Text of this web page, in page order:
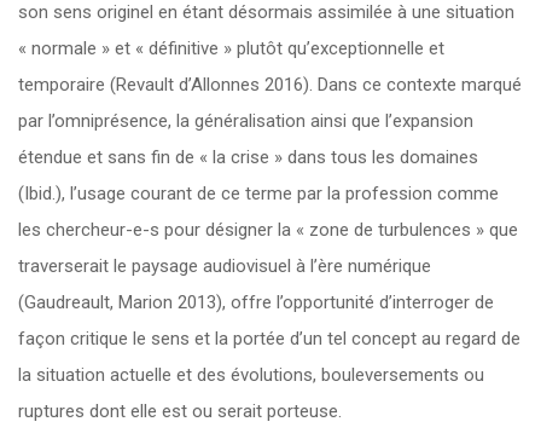
son sens originel en étant désormais assimilée à une situation
« normale » et « définitive » plutôt qu’exceptionnelle et
temporaire (Revault d’Allonnes 2016). Dans ce contexte marqué
par l’omniprésence, la généralisation ainsi que l’expansion
étendue et sans fin de « la crise » dans tous les domaines
(Ibid.), l’usage courant de ce terme par la profession comme
les chercheur-e-s pour désigner la « zone de turbulences » que
traverserait le paysage audiovisuel à l’ère numérique
(Gaudreault, Marion 2013), offre l’opportunité d’interroger de
façon critique le sens et la portée d’un tel concept au regard de
la situation actuelle et des évolutions, bouleversements ou
ruptures dont elle est ou serait porteuse.